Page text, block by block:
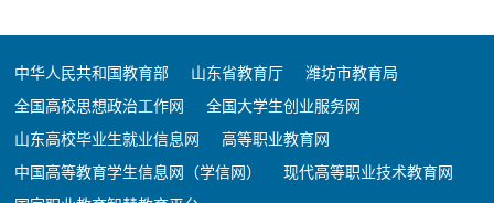
中华人民共和国教育部 山东省教育厅
潍坊市教育局
全国高校思想政治工作网
全国大学生创业服务网
山东高校毕业生就业信息网
高等职业教育网
中国高等教育学生信息网（学信网）
现代高等职业技术教育网